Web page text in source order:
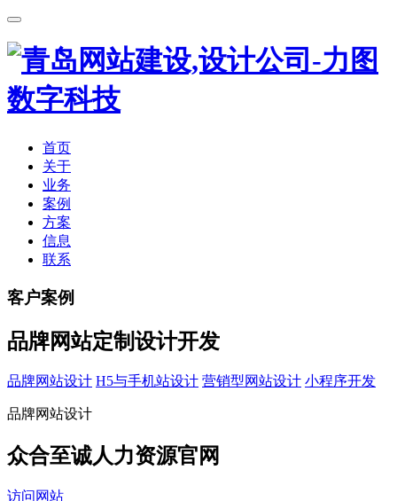
首页
关于
业务
案例
方案
信息
联系
客户案例
品牌网站定制设计开发
品牌网站设计 H5与手机站设计 营销型网站设计 小程序开发
品牌网站设计
众合至诚人力资源官网
访问网站